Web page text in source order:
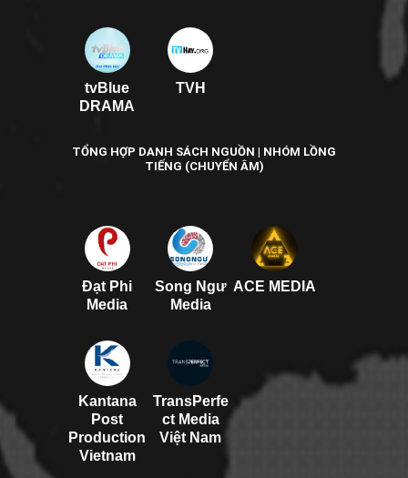
tvBlue
DRAMA
TVH
TỔNG HỢP DANH SÁCH NGUỒN | NHÓM LỒNG
TIẾNG (CHUYỂN ÂM)
Đạt Phi
Media
Song Ngư
Media
ACE MEDIA
Kantana
Post
Production
Vietnam
TransPerfe
ct Media
Việt Nam